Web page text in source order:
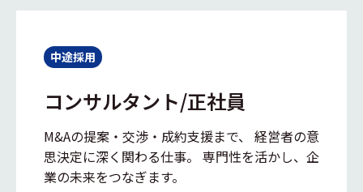
中途採用
コンサルタント/正社員
M&Aの提案・交渉・成約支援まで、 経営者の意
思決定に深く関わる仕事。 専門性を活かし、企
業の未来をつなぎます。